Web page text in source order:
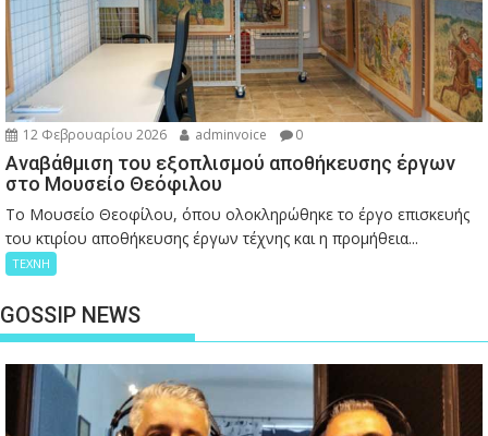
12 Φεβρουαρίου 2026 adminvoice 0
Αναβάθμιση του εξοπλισμού αποθήκευσης έργων
στο Μουσείο Θεόφιλου
Το Μουσείο Θεοφίλου, όπου ολοκληρώθηκε το έργο επισκευής
του κτιρίου αποθήκευσης έργων τέχνης και η προμήθεια...
ΤΕΧΝΗ
GOSSIP NEWS